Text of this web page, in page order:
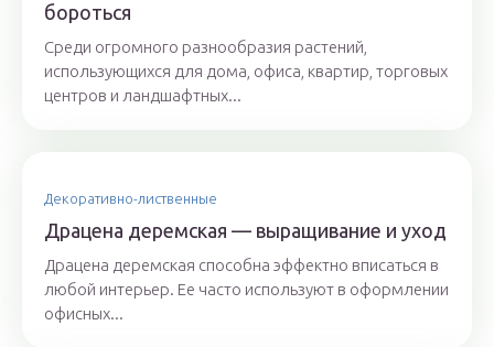
бороться
Среди огромного разнообразия растений,
использующихся для дома, офиса, квартир, торговых
центров и ландшафтных...
Декоративно-лиственные
Драцена деремская — выращивание и уход
Драцена деремская способна эффектно вписаться в
любой интерьер. Ее часто используют в оформлении
офисных...